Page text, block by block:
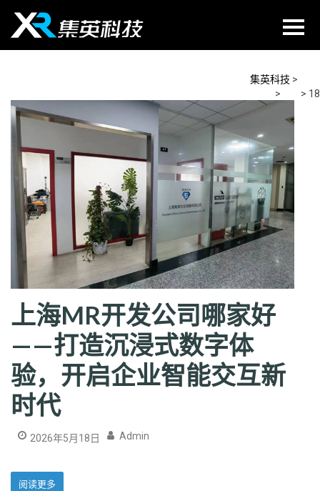
content
集英科技 >
> > 18
上海MR开发公司哪家好
——打造沉浸式数字体
验，开启企业智能交互新
时代
2026年5月18日 Admin
阅读更多